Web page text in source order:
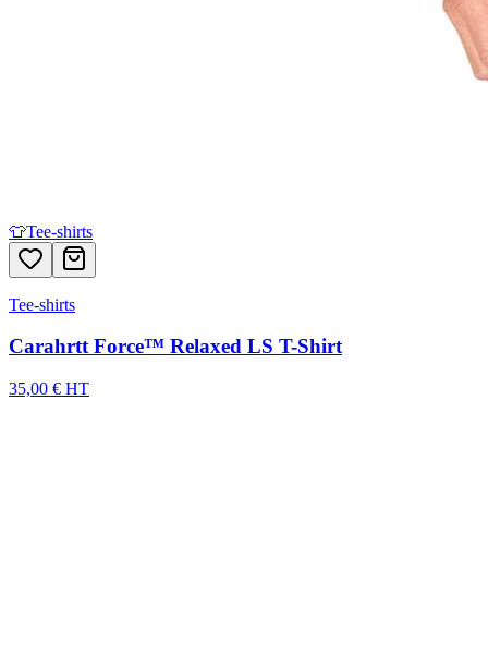
👕Tee-shirts
Tee-shirts
Carahrtt Force™ Relaxed LS T-Shirt
35,00 € HT